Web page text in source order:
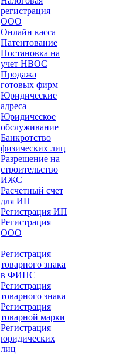
регистрация
ООО
Онлайн касса
Патентование
Постановка на
учет НВОС
Продажа
готовых фирм
Юридические
адреса
Юридическое
обслуживание
Банкротство
физических лиц
Разрешение на
строительство
ИЖС
Расчетный счет
для ИП
Регистрация ИП
Регистрация
ООО
Регистрация
товарного знака
в ФИПС
Регистрация
товарного знака
Регистрация
товарной марки
Регистрация
юридических
лиц